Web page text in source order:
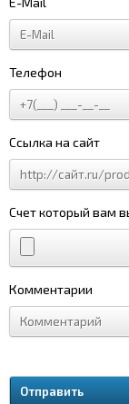
Телефон
Ссылка на сайт
Счет который вам
Комментарии